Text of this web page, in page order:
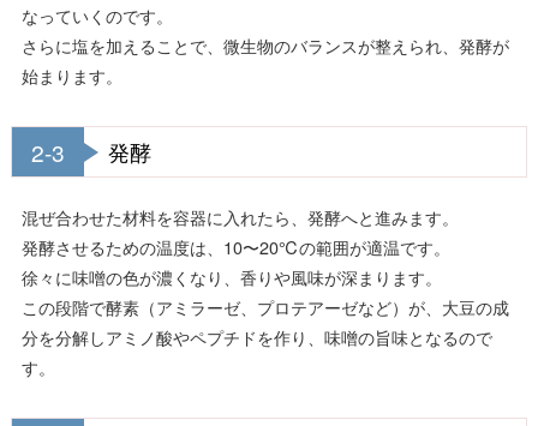
なっていくのです。
さらに塩を加えることで、微生物のバランスが整えられ、発酵が
始まります。
2-3 発酵
混ぜ合わせた材料を容器に入れたら、発酵へと進みます。
発酵させるための温度は、10〜20℃の範囲が適温です。
徐々に味噌の色が濃くなり、香りや風味が深まります。
この段階で酵素（アミラーゼ、プロテアーゼなど）が、大豆の成
分を分解しアミノ酸やペプチドを作り、味噌の旨味となるので
す。